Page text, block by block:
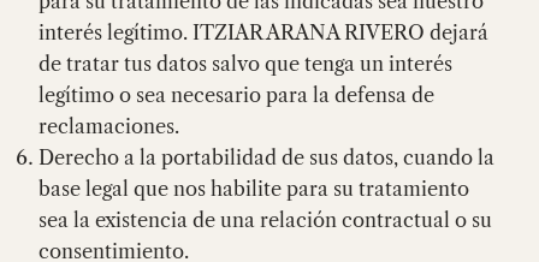
interés legítimo. ITZIAR ARANA RIVERO dejará
de tratar tus datos salvo que tenga un interés
legítimo o sea necesario para la defensa de
reclamaciones.
Derecho a la portabilidad de sus datos, cuando la
base legal que nos habilite para su tratamiento
sea la existencia de una relación contractual o su
consentimiento.